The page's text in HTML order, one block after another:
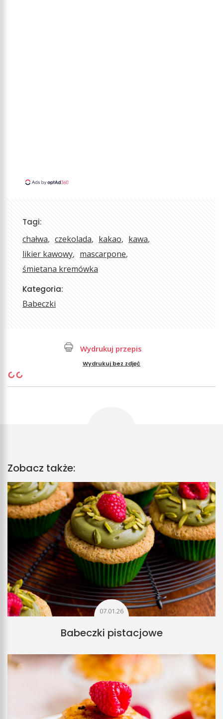
Tagi:
chałwa czekolada kakao
kawa
likier kawowy
mascarpone
śmietana kremówka
Kategoria:
Babeczki
Wydrukuj przepis
Wydrukuj bez zdjęć
Zobacz także:
07.01.26
Babeczki pistacjowe